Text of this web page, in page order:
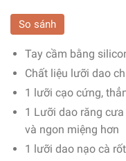
So sánh
Tay cầm bằng
Chất liệu lưỡi dao
1 lưỡi cạo cứng,
1 Lưỡi dao răng
và ngon miệng hơn
1 lưỡi dao nạo cà